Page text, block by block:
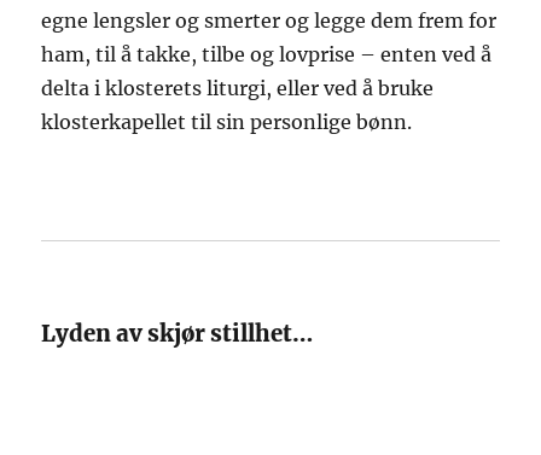
egne lengsler og smerter og legge dem frem for
ham, til å takke, tilbe og lovprise – enten ved å
delta i klosterets liturgi, eller ved å bruke
klosterkapellet til sin personlige bønn.
Lyden av skjør stillhet…